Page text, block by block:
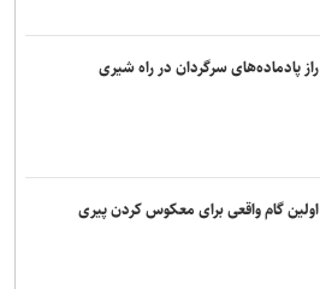
راز پادماده‌های سرگردان در راه شیری
اولین گام واقعی برای معکوس کردن پیری